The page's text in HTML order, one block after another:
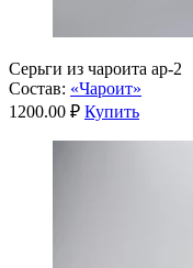
Серьги из чароита ар-2
Состав: «Чароит»
1200.00 ₽ Купить